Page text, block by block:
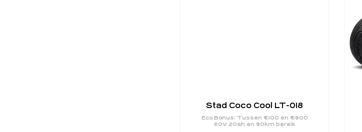
Stad Coco Cool LT-018
Eco Bonus: Tussen €100 en €900
60V 20ah en 90km bereik